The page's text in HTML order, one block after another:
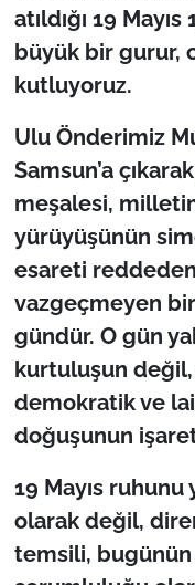
atıldığı 19
büyük bir gurur,
kutluyoruz.
Ulu Önderimiz
Samsun’a
meşalesi,
yürüyüşünün
esareti
vazgeçmeyen
gündür. O gün
kurtuluşun değil,
demokratik ve
doğuşunun
19 Mayıs ruhunu
olarak değil,
temsili, bugünün
Magazin
İş Dünyası
Bilim Teknoloji
English News
Canlı Maç
Finans
Genel-A
Gündem-